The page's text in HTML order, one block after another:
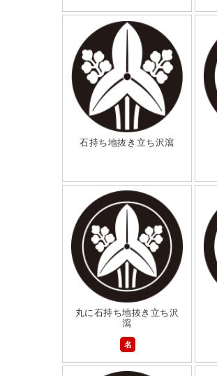
石持ち地抜き立ち沢瀉
丸に石持ち地抜き立ち沢
瀉
名